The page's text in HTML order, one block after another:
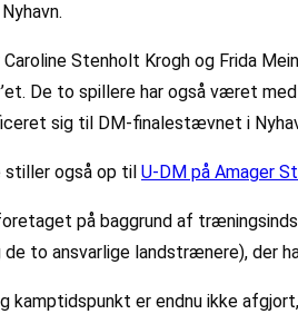
Caroline Stenholt Krogh og Frida
De to spillere har også været
sig til DM-finalestævnet i
også op til U-DM på Amager
på baggrund af
to ansvarlige landstrænere), der
kamptidspunkt er endnu ikke